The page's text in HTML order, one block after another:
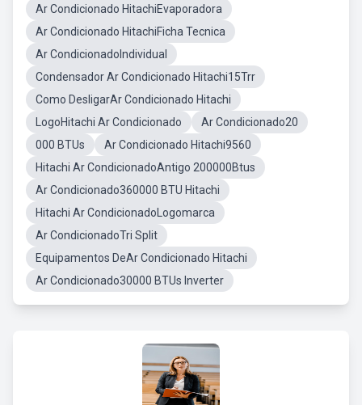
Ar Condicionado HitachiEvaporadora
Ar Condicionado HitachiFicha Tecnica
Ar CondicionadoIndividual
Condensador Ar Condicionado Hitachi15Trr
Como DesligarAr Condicionado Hitachi
LogoHitachi Ar Condicionado
Ar Condicionado20
000 BTUs
Ar Condicionado Hitachi9560
Hitachi Ar CondicionadoAntigo 200000Btus
Ar Condicionado360000 BTU Hitachi
Hitachi Ar CondicionadoLogomarca
Ar CondicionadoTri Split
Equipamentos DeAr Condicionado Hitachi
Ar Condicionado30000 BTUs Inverter